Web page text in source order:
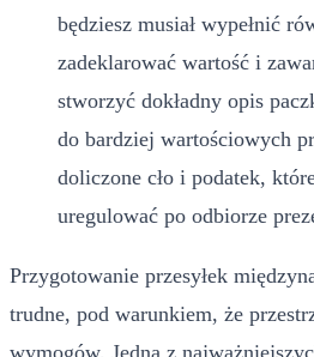
będziesz musiał wypełnić
zadeklarować wartość i
stworzyć dokładny opis
do bardziej wartościowych
doliczone cło i podatek,
uregulować po odbiorze
Przygotowanie przesyłek
trudne, pod warunkiem, że